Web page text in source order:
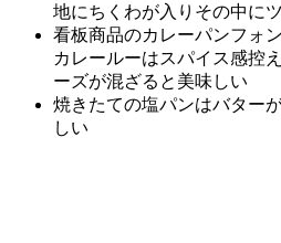
地にちくわが入りその中に
看板商品のカレーパンフォ
カレールーはスパイス感控
ーズが混ざると美味しい
焼きたての塩パンはバター
しい